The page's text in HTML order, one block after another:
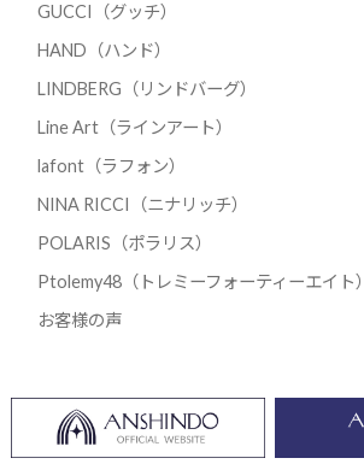
GUCCI（グッチ）
HAND（ハンド）
LINDBERG（リンドバーグ）
Line Art（ラインアート）
lafont（ラフォン）
NINA RICCI（ニナリッチ）
POLARIS（ポラリス）
Ptolemy48（トレミーフォーティーエイト）
お客様の声